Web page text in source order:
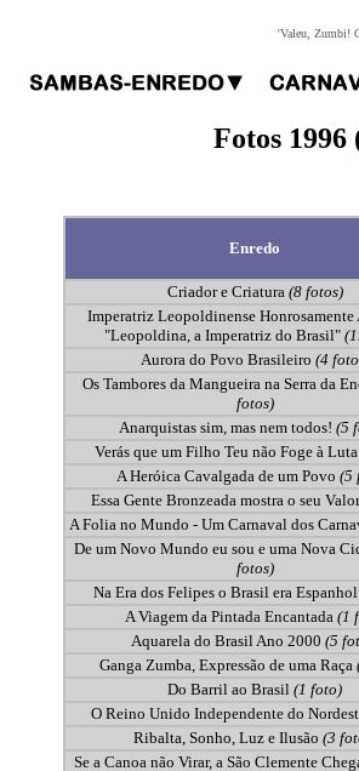
'Valeu, Zumbi!
Fotos 1996
Enredo
Criador e Criatura (8 fotos)
Imperatriz Leopoldinense Honrosamente
"Leopoldina, a Imperatriz do Brasil"
Aurora do Povo Brasileiro (4
Os Tambores da Mangueira na Serra da
fotos)
Anarquistas sim, mas nem todos! (5
Verás que um Filho Teu não Foge à
A Heróica Cavalgada de um Povo (5
Essa Gente Bronzeada mostra o seu
A Folia no Mundo - Um Carnaval dos
De um Novo Mundo eu sou e uma Nova
fotos)
Na Era dos Felipes o Brasil era
A Viagem da Pintada Encantada (1
Aquarela do Brasil Ano 2000 (5
Ganga Zumba, Expressão de uma Raça
Do Barril ao Brasil (1 foto)
O Reino Unido Independente do
Ribalta, Sonho, Luz e Ilusão (3
Se a Canoa não Virar, a São Clemente